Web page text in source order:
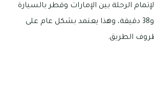
الرحلة بين الإمارات وقطر بالسيارة
هو حوالي 5 ساعات و38 دقيقة، وهذا يعتمد بشكل عام على
الطريق.